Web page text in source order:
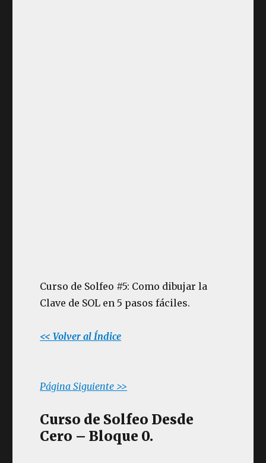
Curso de Solfeo #5: Como dibujar la
Clave de SOL en 5 pasos fáciles.
<< Volver al Índice
Página Siguiente >>
Curso de Solfeo Desde
Cero – Bloque 0.